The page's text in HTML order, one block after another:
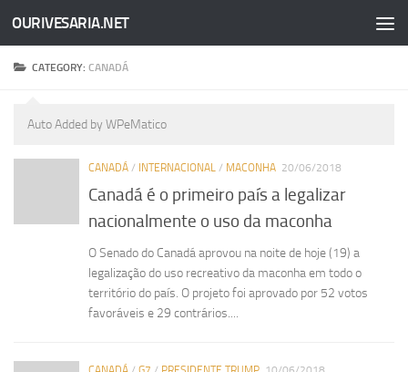
Skip to content
OURIVESARIA.NET
CATEGORY:CANADÁ
Auto Added by WPeMatico
CANADÁ / INTERNACIONAL / MACONHA 20/06/2018
Canadá é o primeiro país a legalizar
nacionalmente o uso da maconha
O Senado do Canadá aprovou na noite de hoje (19) a
legalização do uso recreativo da maconha em todo o
território do país. O projeto foi aprovado por 52 votos
favoráveis e 29 contrários....